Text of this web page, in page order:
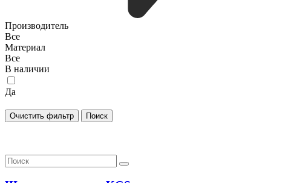
Производитель
Все
Материал
Все
В наличии
Да